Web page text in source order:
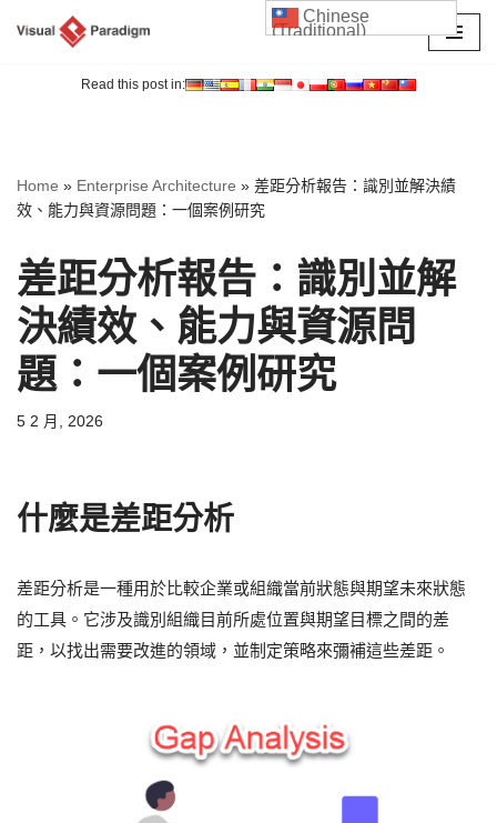
Read this post in:
Home » Enterprise Architecture » 差距分析報告：識別並解決績
效、能力與資源問題：一個案例研究
差距分析報告：識別並解
決績效、能力與資源問
題：一個案例研究
5 2 月, 2026
什麼是差距分析
差距分析是一種用於比較企業或組織當前狀態與期望未來狀態
的工具。它涉及識別組織目前所處位置與期望目標之間的差
距，以找出需要改進的領域，並制定策略來彌補這些差距。
Chinese
(Traditional)